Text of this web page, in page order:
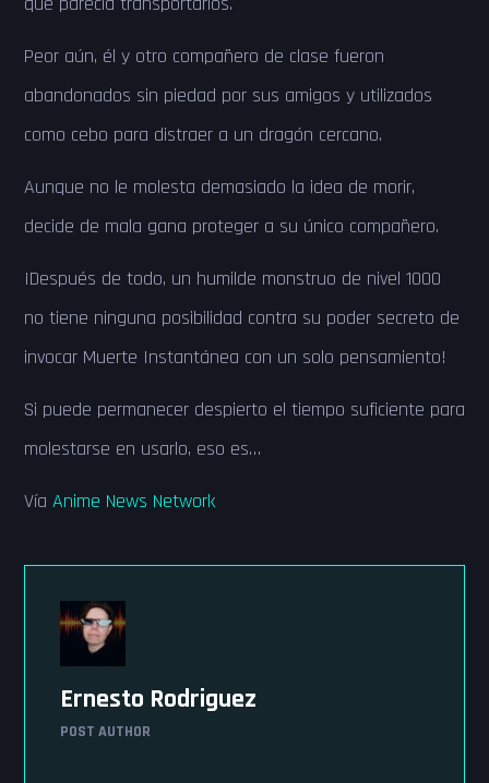
Peor aún, él y otro compañero de clase fueron
abandonados sin piedad por sus amigos y utilizados
como cebo para distraer a un dragón cercano.
Aunque no le molesta demasiado la idea de morir,
decide de mala gana proteger a su único compañero.
¡Después de todo, un humilde monstruo de nivel 1000
no tiene ninguna posibilidad contra su poder secreto de
invocar Muerte Instantánea con un solo pensamiento!
Si puede permanecer despierto el tiempo suficiente para
molestarse en usarlo, eso es…
Vía Anime News Network
Ernesto Rodriguez
POST AUTHOR